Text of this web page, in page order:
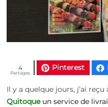
Pinterest
Partages
4
Il y a quelque jours, j’ai
Quitoque un service de